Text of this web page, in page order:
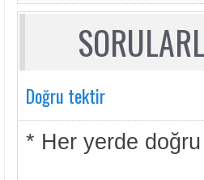
Doğru tektir
* Her yerde